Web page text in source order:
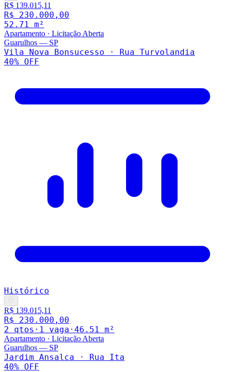
R$ 139.015,11
R$ 230.000,00
52.71 m²
Apartamento · Licitação Aberta
Guarulhos — SP
Vila Nova Bonsucesso · Rua Turvolandia
40% OFF
Histórico
♡
R$ 139.015,11
R$ 230.000,00
2 qtos · 1 vaga · 46.51 m²
Apartamento · Licitação Aberta
Guarulhos — SP
Jardim Ansalca · Rua Ita
40% OFF